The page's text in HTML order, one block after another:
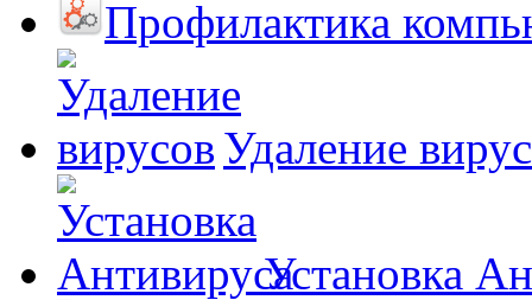
Профилактика
Удаление
Установка